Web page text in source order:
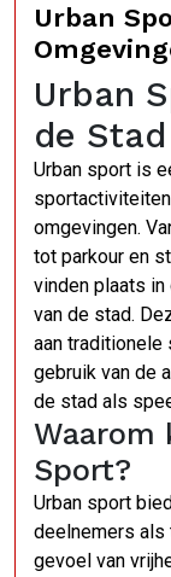
Urban
Urban
de Stad
Urban sport is
omgevingen.
tot parkour en
vinden plaats in
van de stad.
aan traditionele
gebruik van de
de stad als
Waarom
Sport?
Urban sport
deelnemers als
gevoel van